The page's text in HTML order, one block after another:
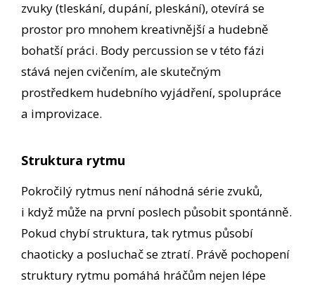
zvuky (tleskání, dupání, pleskání), otevírá se
prostor pro mnohem kreativnější a hudebně
bohatší práci. Body percussion se v této fázi
stává nejen cvičením, ale skutečným
prostředkem hudebního vyjádření, spolupráce
a improvizace.
Struktura rytmu
Pokročilý rytmus není náhodná série zvuků,
i když může na první poslech působit spontánně.
Pokud chybí struktura, tak rytmus působí
chaoticky a posluchač se ztratí. Právě pochopení
struktury rytmu pomáhá hráčům nejen lépe